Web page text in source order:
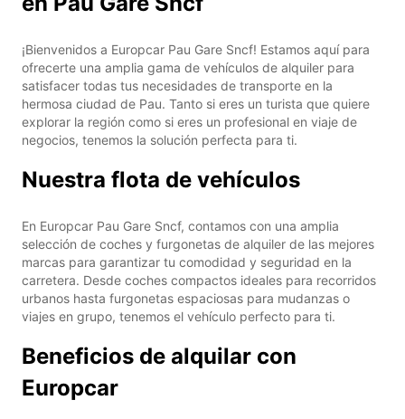
¡Bienvenidos a Europcar Pau Gare Sncf! Estamos aquí para
ofrecerte una amplia gama de vehículos de alquiler para
satisfacer todas tus necesidades de transporte en la
hermosa ciudad de Pau. Tanto si eres un turista que quiere
explorar la región como si eres un profesional en viaje de
negocios, tenemos la solución perfecta para ti.
Nuestra flota de vehículos
En Europcar Pau Gare Sncf, contamos con una amplia
selección de coches y furgonetas de alquiler de las mejores
marcas para garantizar tu comodidad y seguridad en la
carretera. Desde coches compactos ideales para recorridos
urbanos hasta furgonetas espaciosas para mudanzas o
viajes en grupo, tenemos el vehículo perfecto para ti.
Beneficios de alquilar con
Europcar